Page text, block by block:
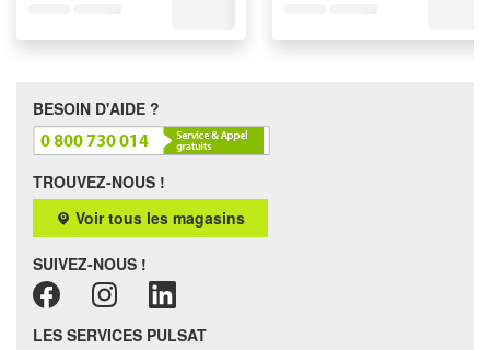
BESOIN D'AIDE ?
TROUVEZ-NOUS !
Voir tous les magasins
SUIVEZ-NOUS !
LES SERVICES PULSAT